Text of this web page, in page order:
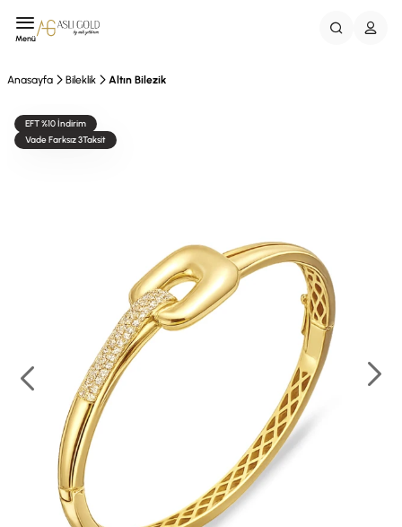
Menü
Anasayfa Bileklik Altın Bilezik
EFT %10 İndirim
Vade Farksız 3Taksit